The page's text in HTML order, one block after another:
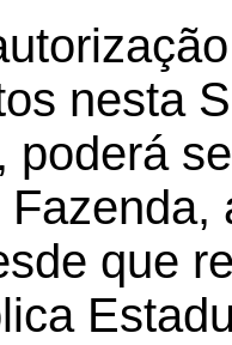
nesta
poderá
que